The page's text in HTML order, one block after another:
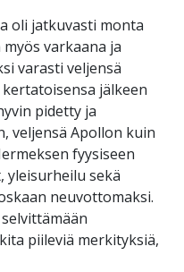
oli jatkuvasti monta
varkaana ja
varasti veljensä
jälkeen
pidetty ja
veljensä Apollon kuin
fyysiseen
sekä
neuvottomaksi.
piileviä merkityksiä,